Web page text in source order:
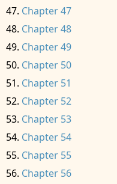
Chapter 47
Chapter 48
Chapter 49
Chapter 50
Chapter 51
Chapter 52
Chapter 53
Chapter 54
Chapter 55
Chapter 56